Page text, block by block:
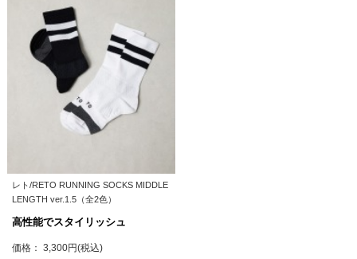
レト/RETO RUNNING SOCKS MIDDLE
LENGTH ver.1.5（全2色）
高性能でスタイリッシュ
価格： 3,300円(税込)